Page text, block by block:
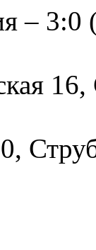
– 3:0